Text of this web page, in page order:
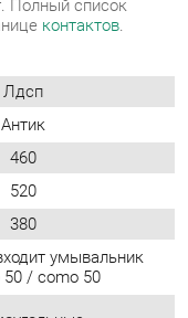
380
умывальник
/ como 50
Нет